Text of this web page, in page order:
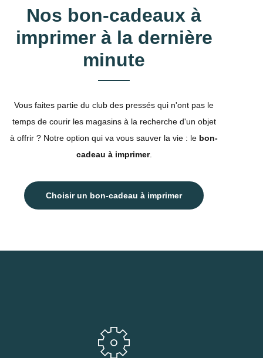
Nos bon-cadeaux à
imprimer à la dernière
minute
Vous faites partie du club des pressés qui n'ont pas le
temps de courir les magasins à la recherche d'un objet
à offrir ? Notre option qui va vous sauver la vie : le bon-
cadeau à imprimer.
Choisir un bon-cadeau à imprimer